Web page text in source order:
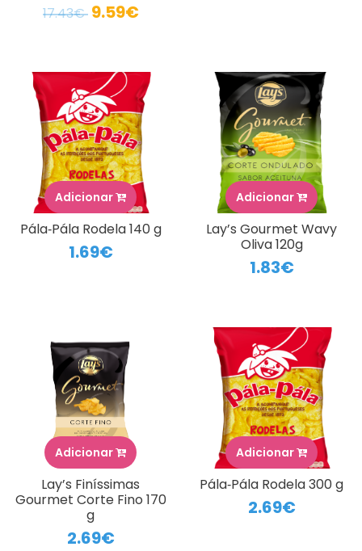
17.43€ 9.59€
Adicionar
Pála‑Pála Rodela 140 g
1.69€
Adicionar
Lay’s Gourmet Wavy
Oliva 120g
1.83€
Adicionar
Lay’s Finíssimas
Gourmet Corte Fino 170
g
2.69€
Adicionar
Pála‑Pála Rodela 300 g
2.69€